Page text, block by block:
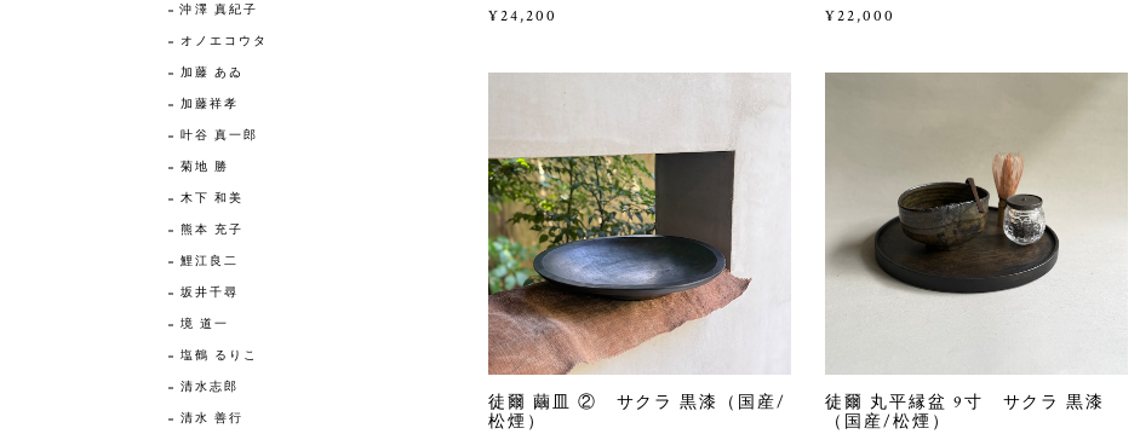
¥24,200 ¥22,000
徒爾 繭皿 ② サクラ 黒漆（国産/
松煙）
徒爾 丸平縁盆 9寸 サクラ 黒漆
（国産/松煙）
沖澤 真紀子
オノエコウタ
加藤 あゐ
加藤祥孝
叶谷 真一郎
菊地 勝
木下 和美
熊本 充子
鯉江良二
坂井千尋
境 道一
塩鶴 るりこ
清水志郎
清水 善行